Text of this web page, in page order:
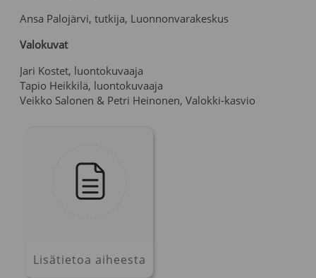
Ansa Palojärvi, tutkija, Luonnonvarakeskus
Valokuvat
Jari Kostet, luontokuvaaja
Tapio Heikkilä, luontokuvaaja
Veikko Salonen & Petri Heinonen, Valokki-kasvio
Lisätietoa aiheesta